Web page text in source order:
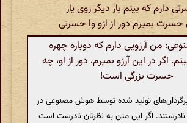
دارم که بینم بار دیگر روی یار
حسرت بمیرم دور از ازو وا حسرتی
من آرزویی دارم که دوباره چهره
اگر در این آرزو بمیرم، دور از او، چه
حسرت بزرگی است!
تولید شده توسط هوش مصنوعی در
نادرستند. اگر این متن به نظرتان نادرست است